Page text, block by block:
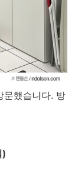
문했습니다. 방
)